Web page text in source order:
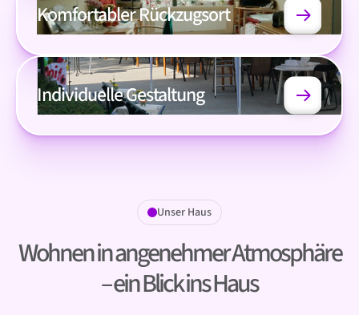
Komfortabler Rückzugsort
Individuelle Gestaltung
Unser Haus
Wohnen in angenehmer Atmosphäre
– ein Blick ins Haus